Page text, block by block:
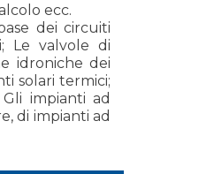
ecc.
dei circuiti
Le valvole di
idroniche dei
solari termici;
impianti ad
di impianti ad